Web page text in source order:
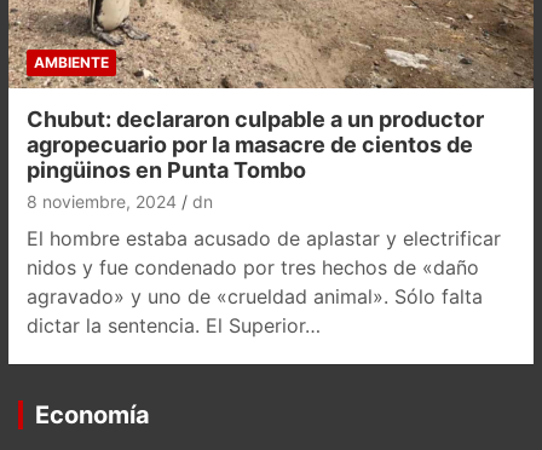
AMBIENTE
Chubut: declararon culpable a un productor
agropecuario por la masacre de cientos de
pingüinos en Punta Tombo
8 noviembre, 2024 dn
El hombre estaba acusado de aplastar y electrificar
nidos y fue condenado por tres hechos de «daño
agravado» y uno de «crueldad animal». Sólo falta
dictar la sentencia. El Superior…
Economía